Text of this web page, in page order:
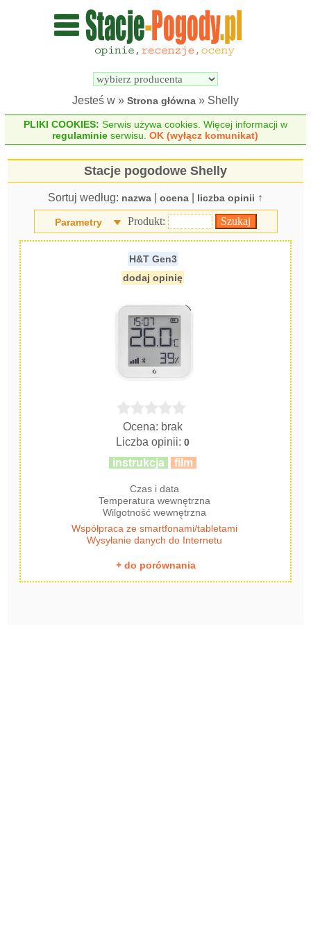
Wyszukiwarka
pogodowych
Jesteś w » Strona główna » Shelly
PLIKI COOKIES: Serwis używa cookies. Więcej informacji w
regulaminie serwisu.OK (wyłącz komunikat)
Stacje pogodowe Shelly
Sortuj według: nazwa ocena liczba opinii ↑
Parametry Produkt:
H&T Gen3
dodaj opinię
Ocena: brak
Liczba opinii:0
instrukcja film
Czas i data
Temperatura wewnętrzna
Wilgotność wewnętrzna
Współpraca ze smartfonami/tabletami
Wysyłanie danych do Internetu
+ do porównania